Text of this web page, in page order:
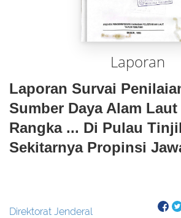
Laporan
Laporan Survai
Sumber Daya Alam Laut
Rangka ... Di Pulau
Sekitarnya Propinsi
Direktorat Jenderal